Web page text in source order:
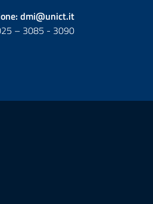
dmi@unict.it
– 3085 - 3090
utili